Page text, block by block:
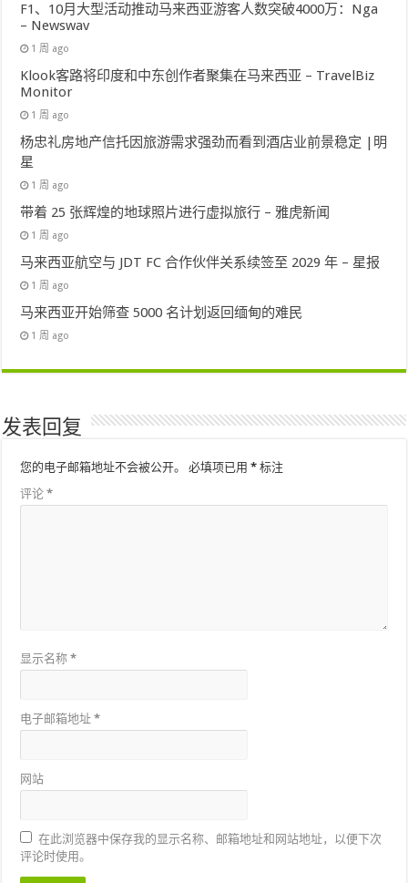
F1、10月大型活动推动马来西亚游客人数突破4000万：Nga
– Newswav
1 周 ago
Klook客路将印度和中东创作者聚集在马来西亚 – TravelBiz
Monitor
1 周 ago
杨忠礼房地产信托因旅游需求强劲而看到酒店业前景稳定 |明
星
1 周 ago
带着 25 张辉煌的地球照片进行虚拟旅行 – 雅虎新闻
1 周 ago
马来西亚航空与 JDT FC 合作伙伴关系续签至 2029 年 – 星报
1 周 ago
马来西亚开始筛查 5000 名计划返回缅甸的难民
1 周 ago
发表回复
您的电子邮箱地址不会被公开。 必填项已用* 标注
评论*
显示名称*
电子邮箱地址*
网站
在此浏览器中保存我的显示名称、邮箱地址和网站地址，以便下次
评论时使用。